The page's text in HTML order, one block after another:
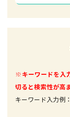
※キーワードを入
切ると検索性が高
キーワード入力
メール